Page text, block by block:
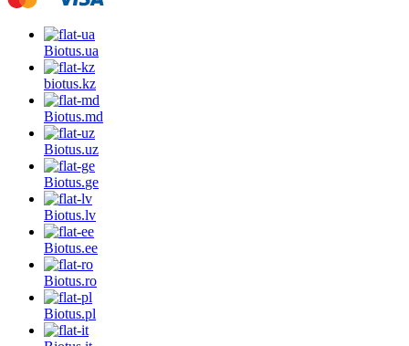
Biotus.ua
biotus.kz
Biotus.md
Biotus.uz
Biotus.ge
Biotus.lv
Biotus.ee
Biotus.ro
Biotus.pl